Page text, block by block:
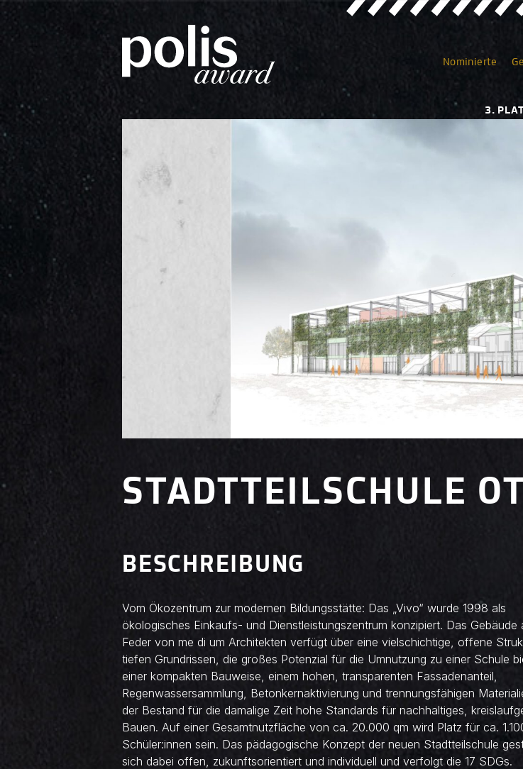
Nominierte
STADTTEILSCHULE
3.
BESCHREIBUNG
Vom Ökozentrum zur modernen Bildungsstätte: Das „Vivo“ wurde 1998 als
ökologisches Einkaufs- und Dienstleistungszentrum konzipiert. Das Gebäude
Feder von me di um Architekten verfügt über eine vielschichtige, offene
tiefen Grundrissen, die großes Potenzial für die Umnutzung zu einer Schule
einer kompakten Bauweise, einem hohen, transparenten Fassadenanteil,
Regenwassersammlung, Betonkernaktivierung und trennungsfähigen
der Bestand für die damalige Zeit hohe Standards für nachhaltiges,
Bauen. Auf einer Gesamtnutzfläche von ca. 20.000 qm wird Platz für ca.
Schüler:innen sein. Das pädagogische Konzept der neuen Stadtteilschule
sich dabei offen, zukunftsorientiert und individuell und verfolgt die 17 SDGs.